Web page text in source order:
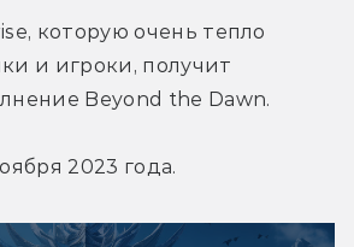
которую очень тепло
и игроки, получит
Beyond the Dawn.
2023 года.